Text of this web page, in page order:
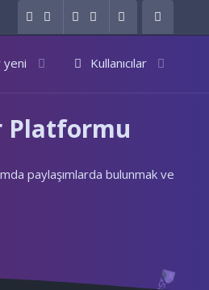
yeni Kullanıcılar
Platformu
paylaşımlarda bulunmak ve